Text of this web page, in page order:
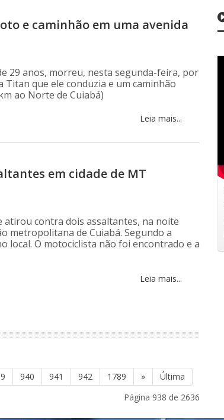
e caminhão em uma avenida
29 anos, morreu, nesta segunda-feira, por
que ele conduzia e um caminhão
ao Norte de Cuiabá)
Leia mais...
em cidade de MT
contra dois assaltantes, na noite
metropolitana de Cuiabá. Segundo a
local. O motociclista não foi encontrado e a
Leia mais...
940 941 942 1789 »
Última
Página 938 de 2636